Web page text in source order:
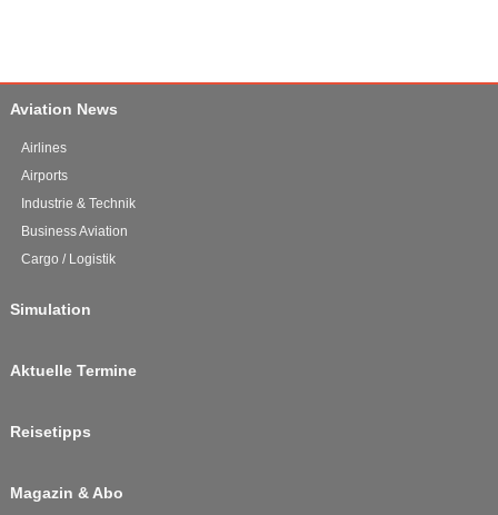
Aviation News
Airlines
Airports
Industrie & Technik
Business Aviation
Cargo / Logistik
Simulation
Aktuelle Termine
Reisetipps
Magazin & Abo